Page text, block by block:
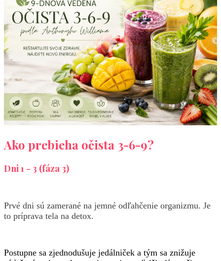
Ako prebieha očista 3-6-9?
Dni 1 - 3 (fáza 3)
Prvé dni sú zamerané na jemné odľahčenie organizmu. Je
to príprava tela na detox.
Postupne sa zjednodušuje jedálniček a tým sa znižuje